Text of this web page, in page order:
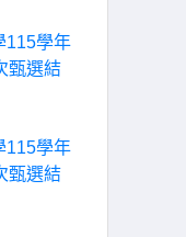
115學年
甄選結
115學年
甄選結